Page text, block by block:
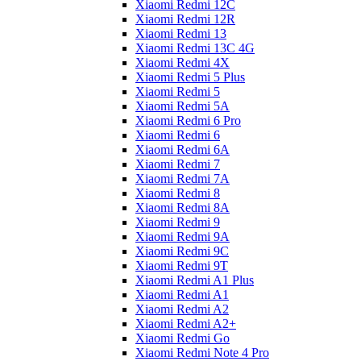
Xiaomi Redmi 12C
Xiaomi Redmi 12R
Xiaomi Redmi 13
Xiaomi Redmi 13C 4G
Xiaomi Redmi 4X
Xiaomi Redmi 5 Plus
Xiaomi Redmi 5
Xiaomi Redmi 5A
Xiaomi Redmi 6 Pro
Xiaomi Redmi 6
Xiaomi Redmi 6A
Xiaomi Redmi 7
Xiaomi Redmi 7A
Xiaomi Redmi 8
Xiaomi Redmi 8A
Xiaomi Redmi 9
Xiaomi Redmi 9A
Xiaomi Redmi 9C
Xiaomi Redmi 9T
Xiaomi Redmi A1 Plus
Xiaomi Redmi A1
Xiaomi Redmi A2
Xiaomi Redmi A2+
Xiaomi Redmi Go
Xiaomi Redmi Note 4 Pro